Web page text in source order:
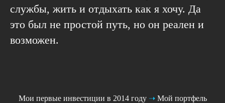
службы, жить и отдыхать как я хочу. Да
это был не простой путь, но он реален и
возможен.
Мои первые инвестиции в 2014 году ➝Мой портфель